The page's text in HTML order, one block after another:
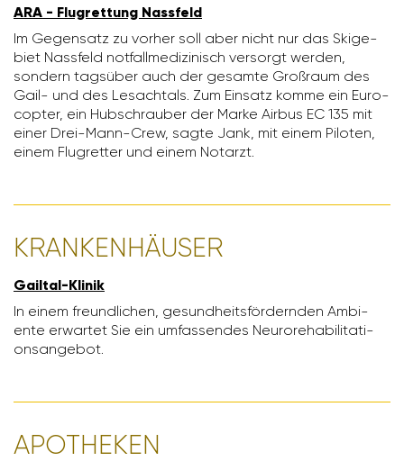
ARA - Flug­ret­tung Nass­feld
Im Gegen­satz zu vorher soll aber nicht nur das Skige­
biet Nass­feld notfall­me­di­zi­nisch versorgt werden,
sondern tags­über auch der gesamte Groß­raum des
Gail- und des Lesach­tals. Zum Einsatz komme ein Euro­
c­opter, ein Hubschrauber der Marke Airbus EC 135 mit
einer Drei-Mann-Crew, sagte Jank, mit einem Piloten,
einem Flug­retter und einem Notarzt.
KRAN­KEN­HÄUSER
Gailtal-Klinik
In einem freund­li­chen, gesund­heits­för­dernden Ambi­
ente erwartet Sie ein umfas­sendes Neuro­reha­bi­li­ta­ti­
ons­an­gebot.
APOTHEKEN